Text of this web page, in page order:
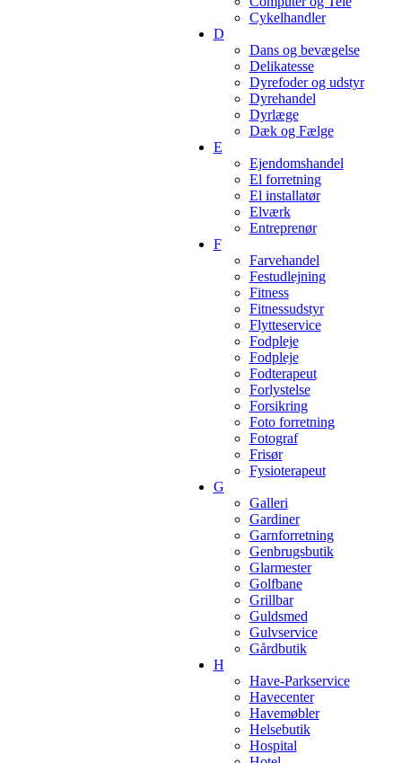
Cykelhandler
D
Dans og bevægelse
Delikatesse
Dyrefoder og udstyr
Dyrehandel
Dyrlæge
Dæk og Fælge
E
Ejendomshandel
El forretning
El installatør
Elværk
Entreprenør
F
Farvehandel
Festudlejning
Fitness
Fitnessudstyr
Flytteservice
Fodpleje
Fodpleje
Fodterapeut
Forlystelse
Forsikring
Foto forretning
Fotograf
Frisør
Fysioterapeut
G
Galleri
Gardiner
Garnforretning
Genbrugsbutik
Glarmester
Golfbane
Grillbar
Guldsmed
Gulvservice
Gårdbutik
H
Have-Parkservice
Havecenter
Havemøbler
Helsebutik
Hospital